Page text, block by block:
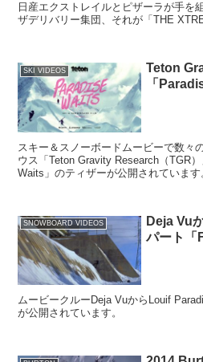
日産エクストレイ­ルとピザーラが手を
ザデリバリー集団、それが「THE
SKI VIDEOS
Teton
「
スキー＆スノーボードムービーで数々
ウス「Teton Gravity Research（TGR
Waits」のティザーが公開されています
SNOWBOARD VIDEOS
Deja Vu
パート「
ムービークルーDeja VuからLouif
が公開されています。